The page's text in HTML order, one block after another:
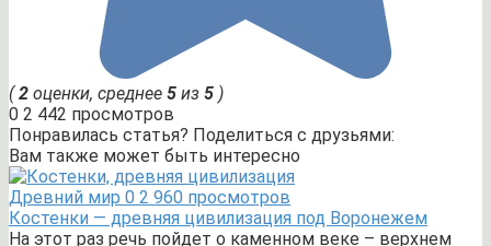
(2 оценки, среднее 5 из 5 )
0 2 442 просмотров
Понравилась статья? Поделиться с друзьями:
Вам также может быть интересно
Древний мир 0 2 960 просмотров
Костенки — древняя цивилизация под Воронежем
На этот раз речь пойдет о каменном веке – верхнем